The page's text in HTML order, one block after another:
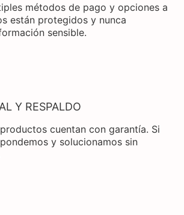
métodos de pago y opciones a
están protegidos y nunca
sensible.
Y RESPALDO
cuentan con garantía. Si
y solucionamos sin